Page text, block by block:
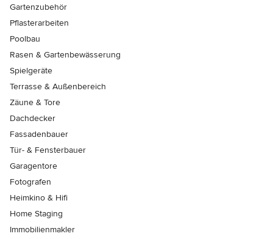
Gartenzubehör
Pflasterarbeiten
Poolbau
Rasen & Gartenbewässerung
Spielgeräte
Terrasse & Außenbereich
Zäune & Tore
Dachdecker
Fassadenbauer
Tür- & Fensterbauer
Garagentore
Fotografen
Heimkino & Hifi
Home Staging
Immobilienmakler